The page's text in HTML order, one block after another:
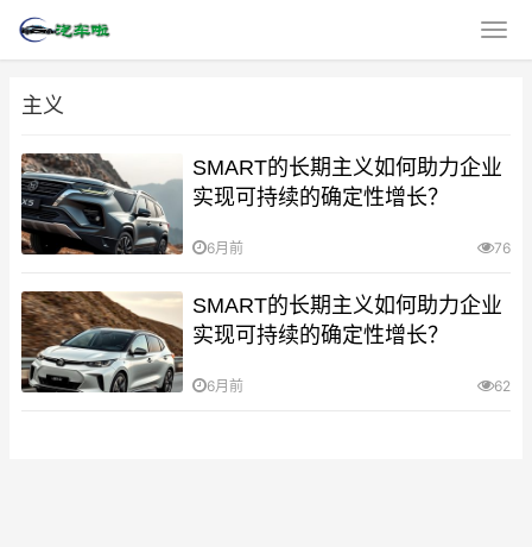
主义
SMART的长期主义如何助力企业
实现可持续的确定性增长？
6月前 76
SMART的长期主义如何助力企业
实现可持续的确定性增长？
6月前 62